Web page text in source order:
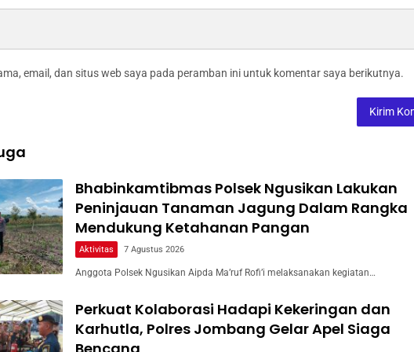
email, dan situs web saya pada peramban ini untuk komentar saya berikutnya.
Bhabinkamtibmas Polsek Ngusikan Lakukan
Peninjauan Tanaman Jagung Dalam Rangka
Mendukung Ketahanan Pangan
Aktivitas 7 Agustus 2026
Anggota Polsek Ngusikan Aipda Ma’ruf Rofi’i melaksanakan kegiatan…
Perkuat Kolaborasi Hadapi Kekeringan dan
Karhutla, Polres Jombang Gelar Apel Siaga